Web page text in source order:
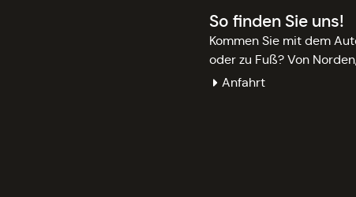
So finden Sie uns!
Kommen Sie mit dem
oder zu Fuß? Von
Anfahrt